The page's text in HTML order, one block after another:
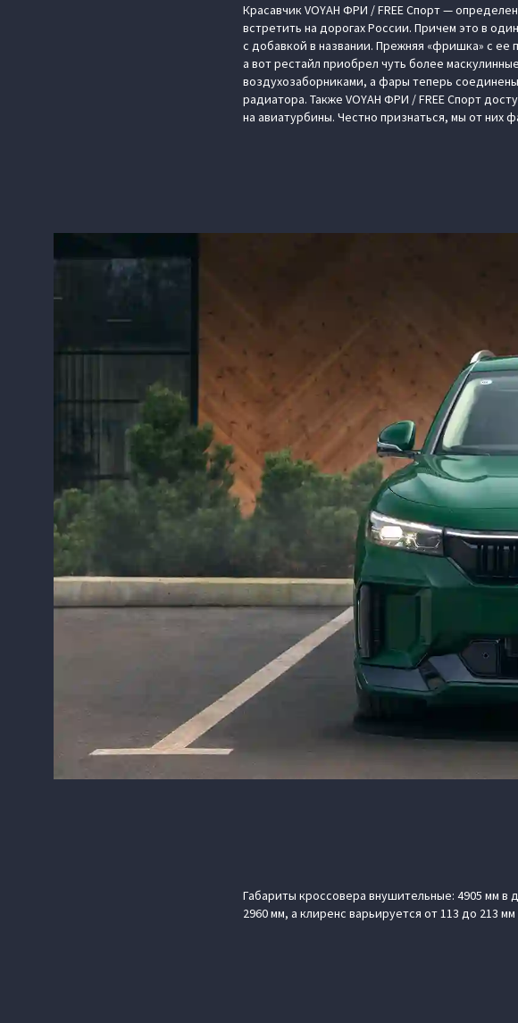
Красавчик VOYAH ФРИ / FREE Спорт —
встретить на дорогах России. Причем это в
с добавкой в названии. Прежняя «фришка» с
а вот рестайл приобрел чуть более
воздухозаборниками, а фары теперь
радиатора. Также VOYAH ФРИ / FREE Спорт
на авиатурбины. Честно признаться, мы от них
Габариты кроссовера внушительные: 4905 мм в
2960 мм, а клиренс варьируется от 113 до 213